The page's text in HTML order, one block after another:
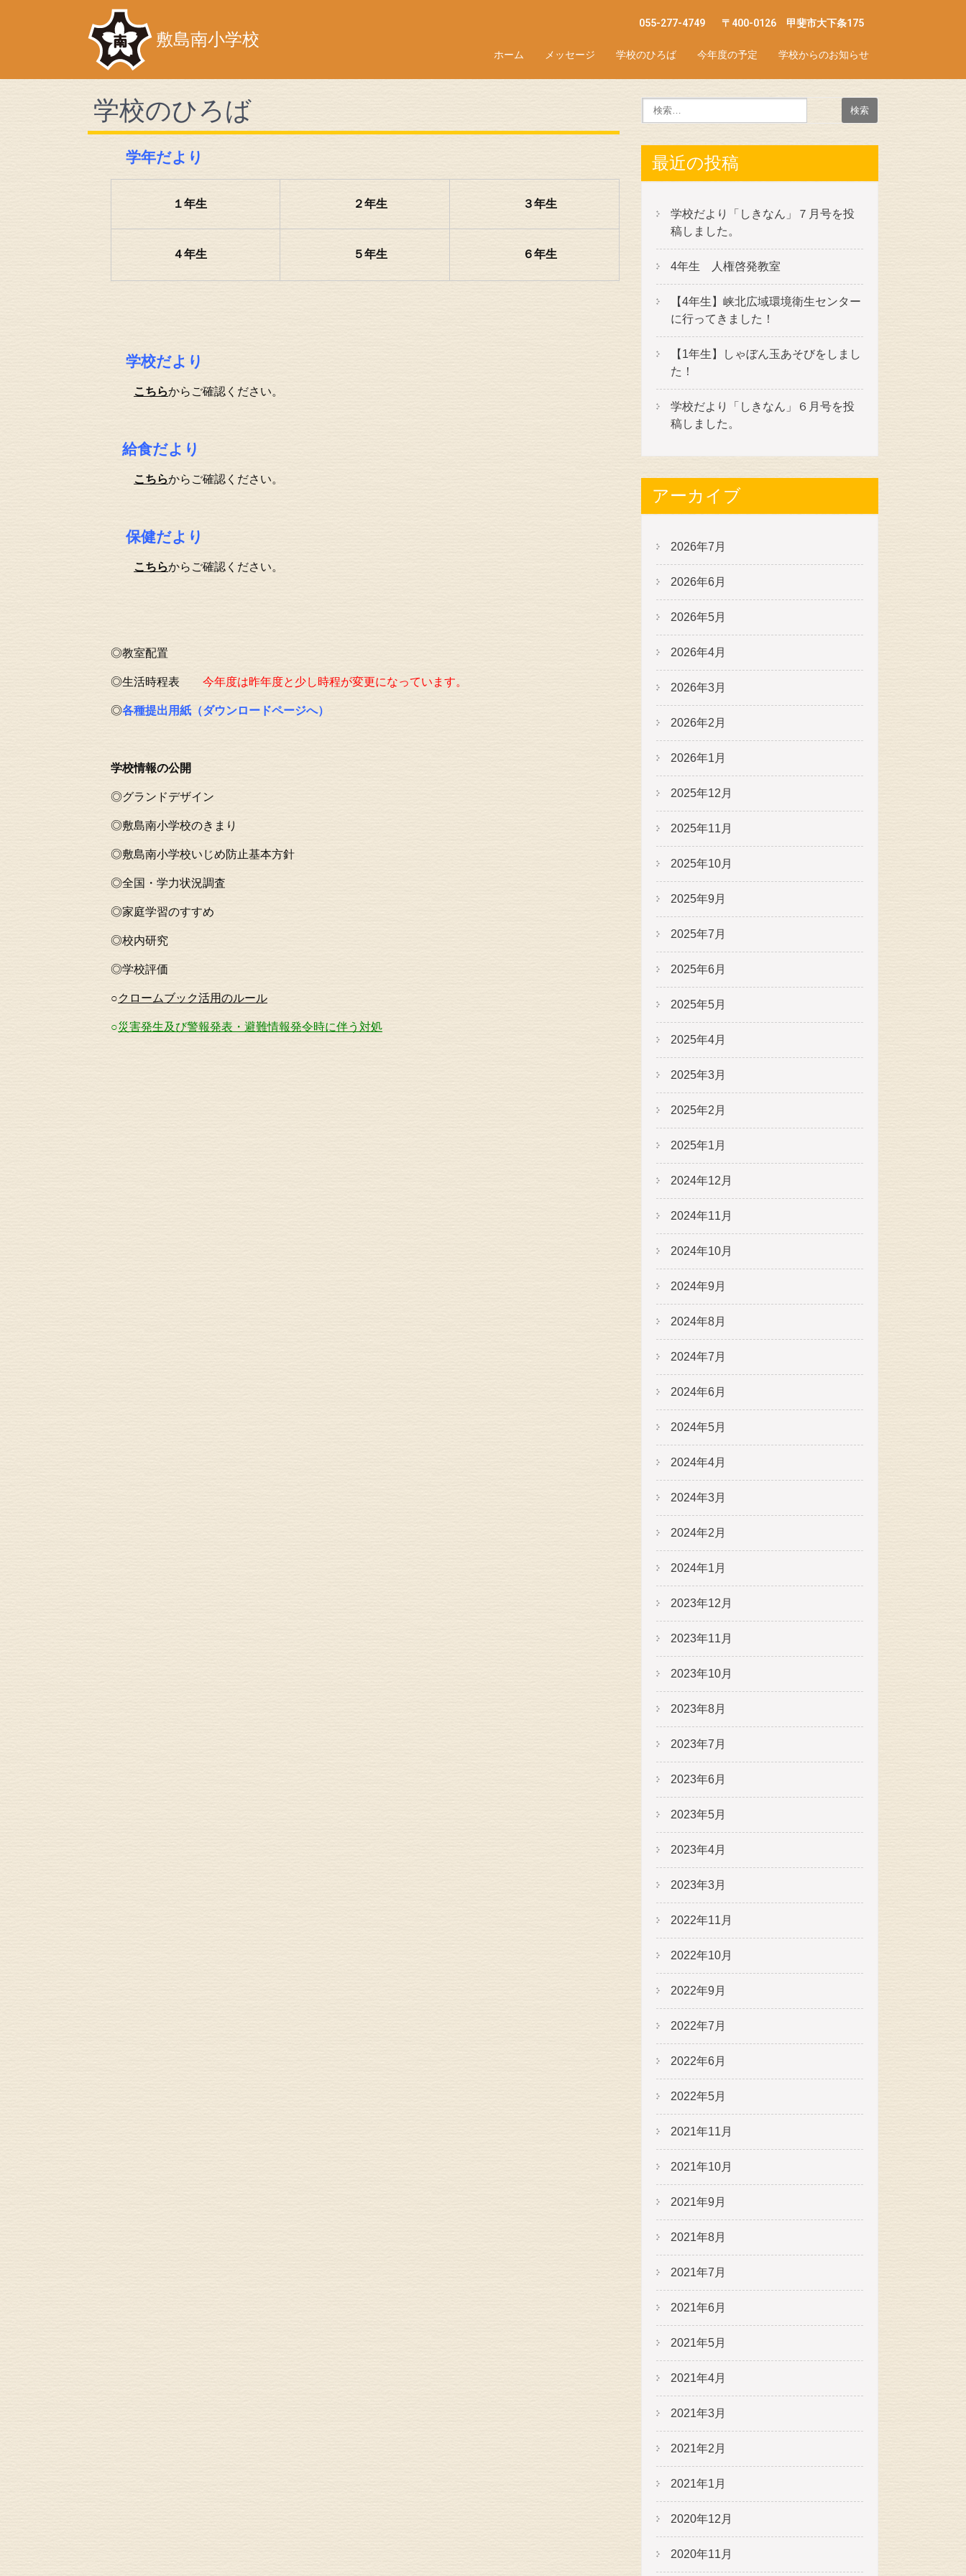
敷島南小学校
055-277-4749 〒400-0126 甲斐市大下条175
ホーム メッセージ 学校のひろば 今年度の予定 学校からのお知らせ
学校のひろば
学年だより
１年生 ２年生 ３年生
４年生 ５年生 ６年生
学校だより
こちらからご確認ください。
給食だより
こちらからご確認ください。
保健だより
こちらからご確認ください。
◎教室配置
◎生活時程表 今年度は昨年度と少し時程が変更になっています。
◎各種提出用紙（ダウンロードページへ）
学校情報の公開
◎グランドデザイン
◎敷島南小学校のきまり
◎敷島南小学校いじめ防止基本方針
◎全国・学力状況調査
◎家庭学習のすすめ
◎校内研究
◎学校評価
○クロームブック活用のルール
○災害発生及び警報発表・避難情報発令時に伴う対処
最近の投稿
学校だより「しきなん」７月号を投
稿しました。
4年生 人権啓発教室
【4年生】峡北広域環境衛生センター
に行ってきました！
【1年生】しゃぼん玉あそびをしまし
た！
学校だより「しきなん」６月号を投
稿しました。
アーカイブ
2026年7月
2026年6月
2026年5月
2026年4月
2026年3月
2026年2月
2026年1月
2025年12月
2025年11月
2025年10月
2025年9月
2025年7月
2025年6月
2025年5月
2025年4月
2025年3月
2025年2月
2025年1月
2024年12月
2024年11月
2024年10月
2024年9月
2024年8月
2024年7月
2024年6月
2024年5月
2024年4月
2024年3月
2024年2月
2024年1月
2023年12月
2023年11月
2023年10月
2023年8月
2023年7月
2023年6月
2023年5月
2023年4月
2023年3月
2022年11月
2022年10月
2022年9月
2022年7月
2022年6月
2022年5月
2021年11月
2021年10月
2021年9月
2021年8月
2021年7月
2021年6月
2021年5月
2021年4月
2021年3月
2021年2月
2021年1月
2020年12月
2020年11月